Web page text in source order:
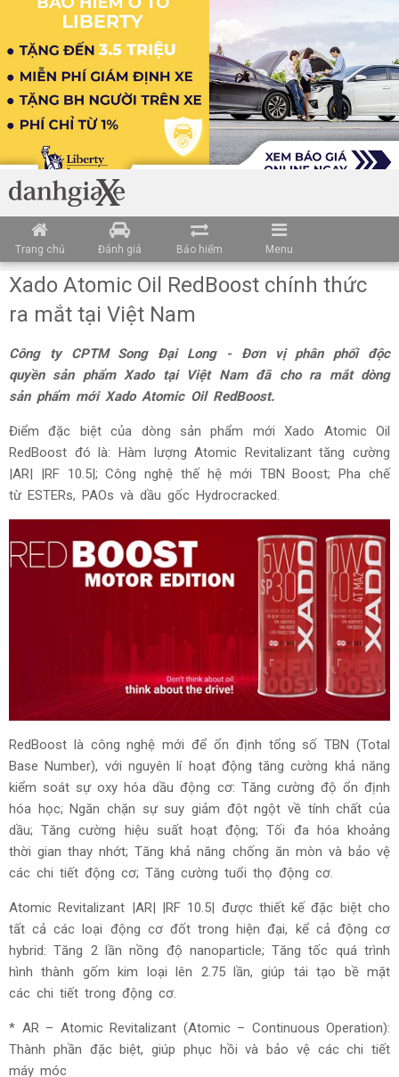
Trang chủ Đánh giá Bảo hiểm Menu
Xado Atomic Oil RedBoost chính thức
ra mắt tại Việt Nam
Công ty CPTM Song Đại Long - Đơn vị phân phối độc
quyền sản phẩm Xado tại Việt Nam đã cho ra mắt dòng
sản phẩm mới Xado Atomic Oil RedBoost.
Điểm đặc biệt của dòng sản phẩm mới Xado Atomic Oil
RedBoost đó là: Hàm lượng Atomic Revitalizant tăng cường
|AR| |RF 10.5|; Công nghệ thế hệ mới TBN Boost; Pha chế
từ ESTERs, PAOs và dầu gốc Hydrocracked.
RedBoost là công nghệ mới để ổn định tổng số TBN (Total
Base Number), với nguyên lí hoạt động tăng cường khả năng
kiểm soát sự oxy hóa dầu động cơ: Tăng cường độ ổn định
hóa học; Ngăn chặn sự suy giảm đột ngột về tính chất của
dầu; Tăng cường hiệu suất hoạt động; Tối đa hóa khoảng
thời gian thay nhớt; Tăng khả năng chống ăn mòn và bảo vệ
các chi tiết động cơ; Tăng cường tuổi thọ động cơ.
Atomic Revitalizant |AR| |RF 10.5| được thiết kế đặc biệt cho
tất cả các loại động cơ đốt trong hiện đại, kể cả động cơ
hybrid: Tăng 2 lần nồng độ nanoparticle; Tăng tốc quá trình
hình thành gốm kim loại lên 2.75 lần, giúp tái tạo bề mặt
các chi tiết trong động cơ.
* AR – Atomic Revitalizant (Atomic – Continuous Operation):
Thành phần đặc biệt, giúp phục hồi và bảo vệ các chi tiết
máy móc